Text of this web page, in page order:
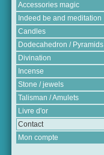
Accessories magic
Indeed be and meditation
Candles
Dodecahedron / Pyramids
Divination
Incense
Stone / jewels
Talisman / Amulets
Livre d'or
Contact
Mon compte